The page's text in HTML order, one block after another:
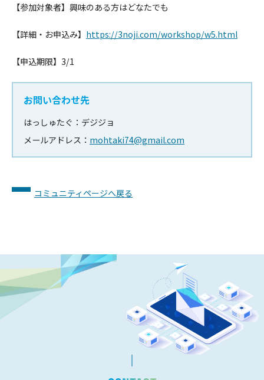
【参加対象者】興味のある方はどなたでも
【詳細・お申込み】 https://3noji.com/workshop/w5.html
【申込期限】3/1
お問い合わせ先
はっしゅたぐ：デジジョ
メールアドレス： mohtaki74@gmail.com
コミュニティページへ戻る